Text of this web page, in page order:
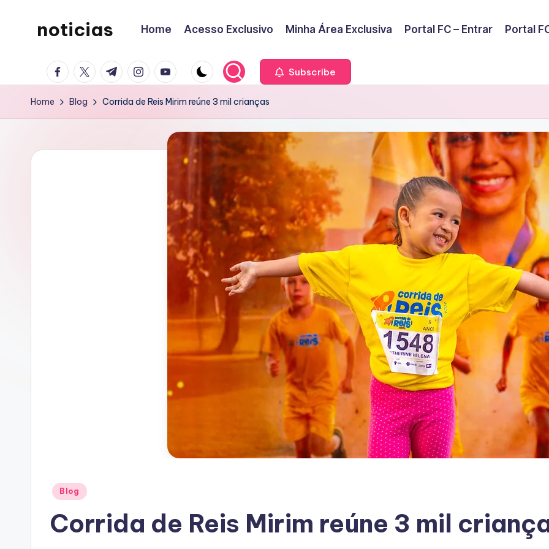
noticias Home Acesso Exclusivo Minha Área Exclusiva Portal FC – Entrar Portal
facebook.com
twitter.com
t.me instagram.com
youtube.com Subscribe
Home Blog Corrida de Reis Mirim reúne 3 mil crianças
Posted
Blog
Corrida de Reis Mirim reúne 3 mil